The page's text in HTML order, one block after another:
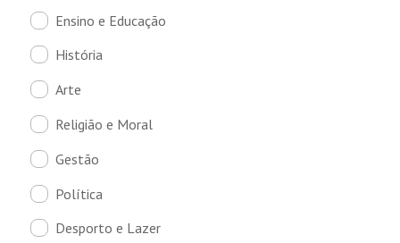
Ensino e Educação
História
Arte
Religião e Moral
Gestão
Política
Desporto e Lazer